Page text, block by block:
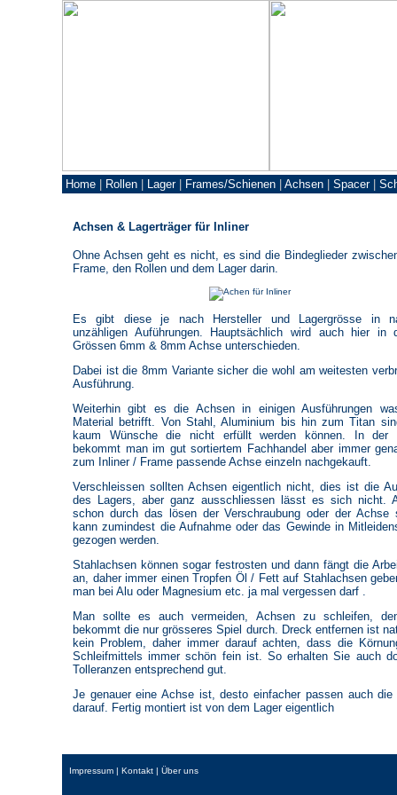
Home Rollen Lager| Frames/Schienen Achsen Spacer|
Achsen & Lagerträger für Inliner
Ohne Achsen geht es nicht, es sind die Bindeglieder
Frame, den Rollen und dem Lager darin.
Es gibt diese je nach Hersteller und Lagergrösse in
unzähligen Auführungen. Hauptsächlich wird auch hier in
Grössen 6mm & 8mm Achse unterschieden.
Dabei ist die 8mm Variante sicher die wohl am weitesten
Ausführung.
Weiterhin gibt es die Achsen in einigen Ausführungen
Material betrifft. Von Stahl, Aluminium bis hin zum Titan
kaum Wünsche die nicht erfüllt werden können. In der
bekommt man im gut sortiertem Fachhandel aber immer
zum Inliner / Frame passende Achse einzeln nachgekauft.
Verschleissen sollten Achsen eigentlich nicht, dies ist die
des Lagers, aber ganz ausschliessen lässt es sich nicht.
schon durch das lösen der Verschraubung oder der Achse
kann zumindest die Aufnahme oder das Gewinde in
gezogen werden.
Stahlachsen können sogar festrosten und dann fängt die
an, daher immer einen Tropfen Öl / Fett auf Stahlachsen
man bei Alu oder Magnesium etc. ja mal vergessen darf .
Man sollte es auch vermeiden, Achsen zu schleifen,
bekommt die nur grösseres Spiel durch. Dreck entfernen ist
kein Problem, daher immer darauf achten, dass die
Schleifmittels immer schön fein ist. So erhalten Sie auch
Tolleranzen entsprechend gut.
Je genauer eine Achse ist, desto einfacher passen auch die
darauf. Fertig montiert ist von dem Lager eigentlich
Impressum | Kontakt | Über uns